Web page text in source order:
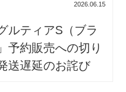
2026.06.15
ルティアS（ブラ
予約販売への切り
送遅延のお詫び